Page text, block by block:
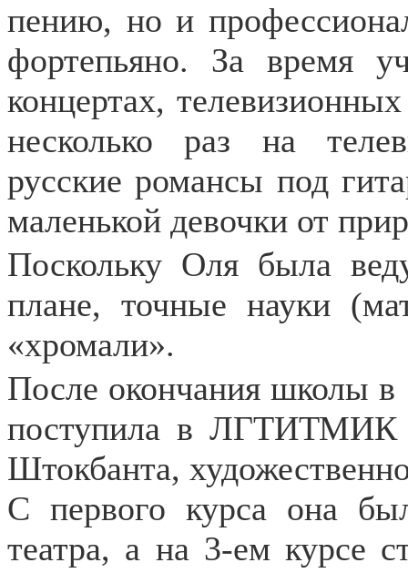
пению, но и
фортепьяно. За время
концертах,
несколько раз на
русские романсы под
маленькой девочки от
Поскольку Оля была
плане, точные науки
«хромали».
После окончания школы в
поступила в
Штокбанта,
С первого курса она
театра, а на 3-ем курсе